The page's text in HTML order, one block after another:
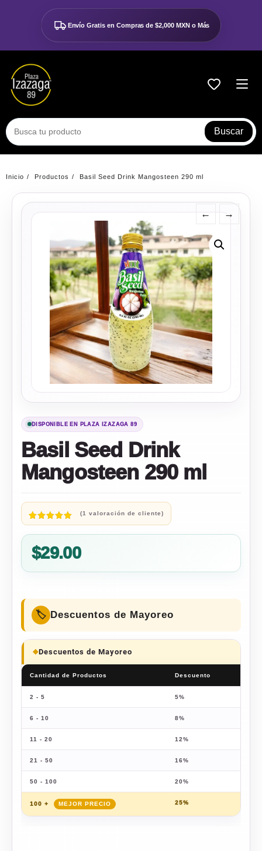
contenido
Envío Gratis en Compras de$2,000 MXN o Más
Buscar
Inicio Productos Basil Seed Drink Mangosteen 290 ml
DISPONIBLE EN PLAZA IZAZAGA 89
← →
Basil Seed Drink
Mangosteen 290 ml
Valorado
5.00
sobre 5
basado en
1
de cliente
(1 valoración de cliente)
$29.00
Descuentos de Mayoreo
Descuentos de Mayoreo
Cantidad de Productos Descuento
2 - 5 5%
6 - 10 8%
11 - 20 12%
21 - 50 16%
50 - 100 20%
100 + 25%